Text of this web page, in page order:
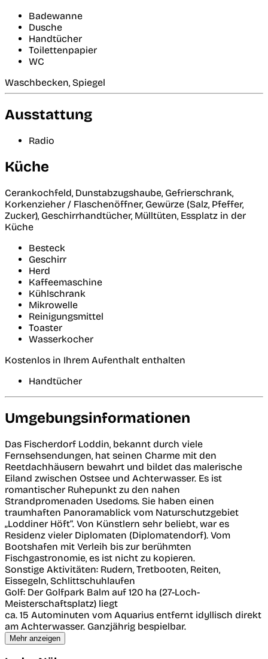
Badewanne
Dusche
Handtücher
Toilettenpapier
WC
Waschbecken, Spiegel
Ausstattung
Radio
Küche
Cerankochfeld, Dunstabzugshaube, Gefrierschrank,
Korkenzieher / Flaschenöffner, Gewürze (Salz, Pfeffer,
Zucker), Geschirrhandtücher, Mülltüten, Essplatz in der
Küche
Besteck
Geschirr
Herd
Kaffeemaschine
Kühlschrank
Mikrowelle
Reinigungsmittel
Toaster
Wasserkocher
Kostenlos in Ihrem Aufenthalt enthalten
Handtücher
Umgebungsinformationen
Das Fischerdorf Loddin, bekannt durch viele
Fernsehsendungen, hat seinen Charme mit den
Reetdachhäusern bewahrt und bildet das malerische
Eiland zwischen Ostsee und Achterwasser. Es ist
romantischer Ruhepunkt zu den nahen
Strandpromenaden Usedoms. Sie haben einen
traumhaften Panoramablick vom Naturschutzgebiet
„Loddiner Höft“. Von Künstlern sehr beliebt, war es
Residenz vieler Diplomaten (Diplomatendorf). Vom
Bootshafen mit Verleih bis zur berühmten
Fischgastronomie, es ist nicht zu kopieren.
Sonstige Aktivitäten: Rudern, Tretbooten, Reiten,
Eissegeln, Schlittschuhlaufen
Golf: Der Golfpark Balm auf 120 ha (27-Loch-
Meisterschaftsplatz) liegt
ca. 15 Autominuten vom Aquarius entfernt idyllisch direkt
am Achterwasser. Ganzjährig bespielbar.
Mehr anzeigen